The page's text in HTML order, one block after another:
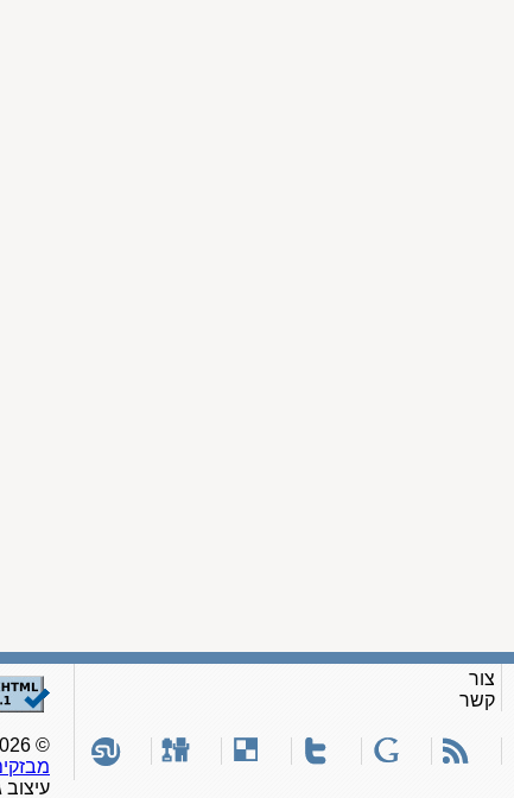
צור
קשר
© 2010-2026, כל הזכויות שמורות לאתר
עיצוב